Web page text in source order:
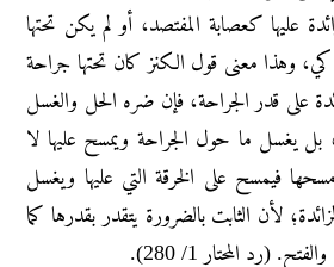
عليها كعصابة المفتصد، أو لم يكن تحتها
وهذا معنى قول الكنز كان تحتها جراحة
على قدر الجراحة، فإن ضره الحل والغسل
بل يغسل ما حول الجراحة ويمسح عليها لا
فيمسح على الخرقة التي عليها ويغسل
لأن الثابت بالضرورة يتقدر بقدرها كما
(رد المحتار 1/ 280).